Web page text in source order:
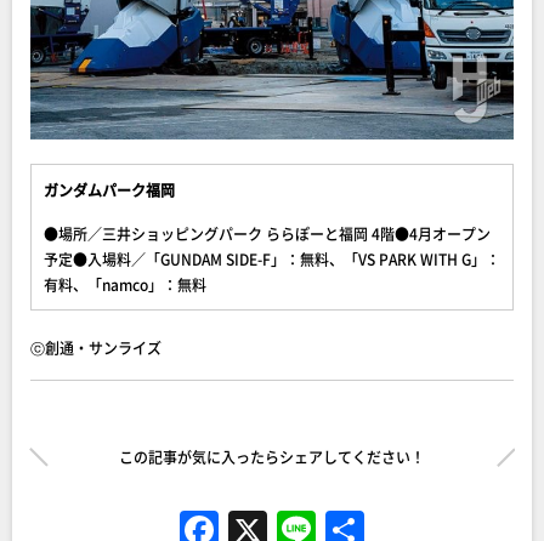
ガンダムパーク福岡
●場所／三井ショッピングパーク ららぽーと福岡 4階●4月オープン
予定●入場料／「GUNDAM SIDE-F」：無料、「VS PARK WITH G」：
有料、「namco」：無料
ⓒ創通・サンライズ
この記事が気に入ったらシェアしてください！